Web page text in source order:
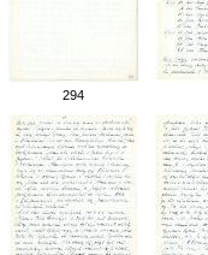
294